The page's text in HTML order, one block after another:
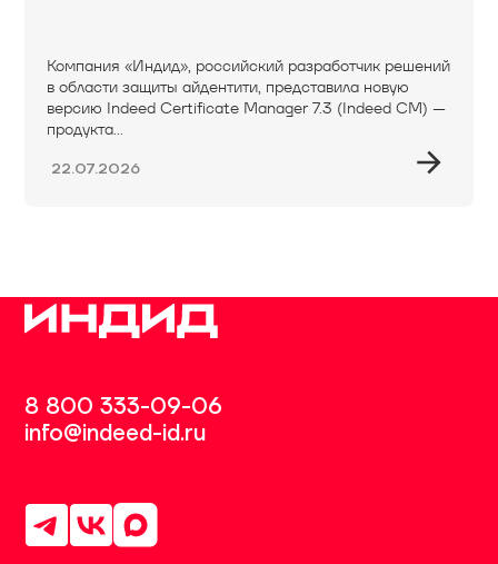
Компания «Индид», российский разработчик решений
в области защиты айдентити, представила новую
версию Indeed Certificate Manager 7.3 (Indeed CM) —
продукта...
22.07.2026
8 800 333-09-06
info@indeed-id.ru